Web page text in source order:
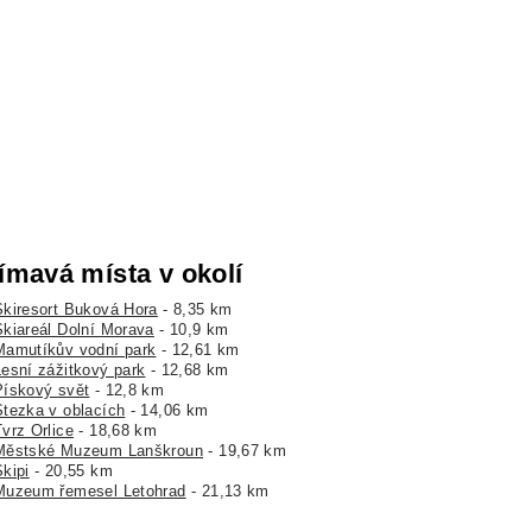
místa v okolí
Buková Hora- 8,35 km
Dolní Morava- 10,9 km
vodní park - 12,61 km
zážitkový park - 12,68 km
svět - 12,8 km
v oblacích - 14,06 km
Orlice - 18,68 km
Muzeum Lanškroun - 19,67 km
- 20,55 km
řemesel Letohrad - 21,13 km